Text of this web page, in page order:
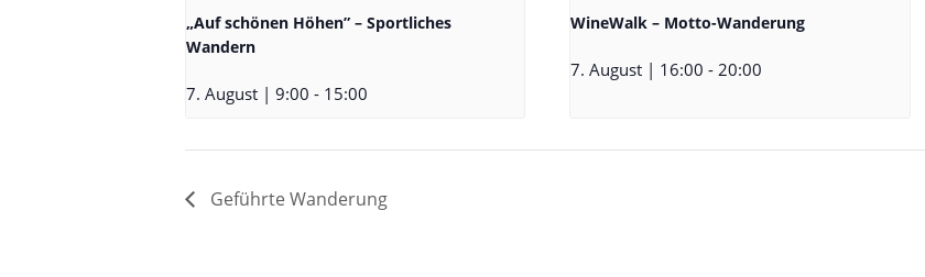
„Auf schönen Höhen” – Sportliches
Wandern
7. August | 9:00 - 15:00
WineWalk – Motto-Wanderung
7. August | 16:00 - 20:00
Geführte Wanderung